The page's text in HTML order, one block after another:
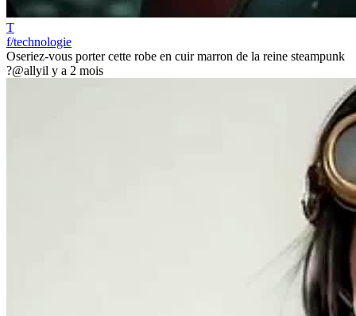
T
f/technologie
Oseriez-vous porter cette robe en cuir marron de la reine steampunk
?@allyil y a 2 mois